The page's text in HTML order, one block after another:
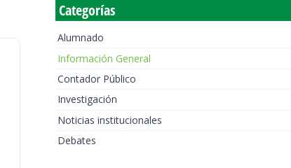
Categorías
Alumnado
Información General
Contador Público
Investigación
Noticias institucionales
Debates